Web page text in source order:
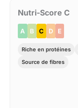
Nutri-Score C
A B C D E
Riche en protéines
Source de fibres